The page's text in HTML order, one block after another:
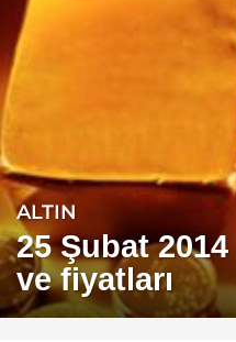
1
2
y
ı
l
ALTIN
25 Şubat
ve fiyatları